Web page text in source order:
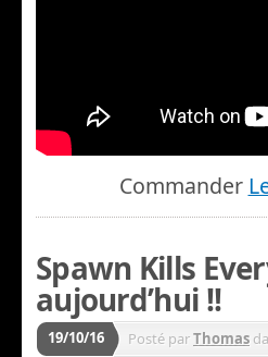
Commander
Spawn Kills
aujourd’hui !!
19/10/16 Posté parThomas